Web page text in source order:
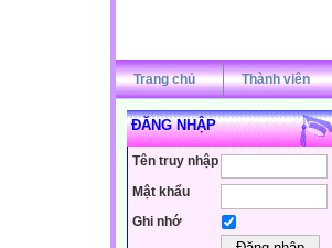
Trang chủ Thành viên
ĐĂNG NHẬP
Tên truy nhập
Mật khẩu
Ghi nhớ